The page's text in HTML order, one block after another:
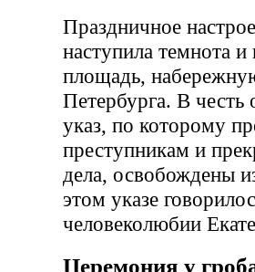
Праздничное
наступила темнота
площадь,
Петербурга. В
указ, по которому
преступникам и
дела, освобождены
этом указе
человеколюбии
Церемония у